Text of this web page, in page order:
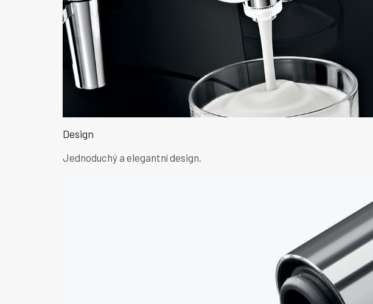
Design
Jednoduchý a elegantní design.